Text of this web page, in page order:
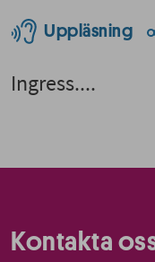
Uppläsning
Ingress....
Kontakta